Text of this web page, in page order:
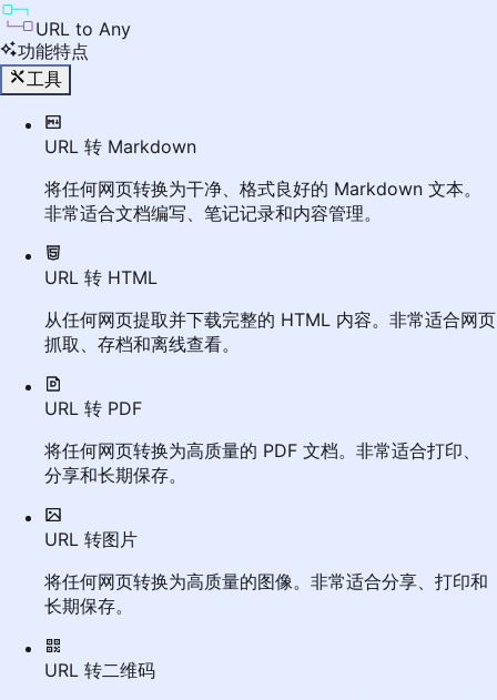
URL to Any
功能特点
工具
URL 转 Markdown
将任何网页转换为干净、格式良好的 Markdown 文本。
非常适合文档编写、笔记记录和内容管理。
URL 转 HTML
从任何网页提取并下载完整的 HTML 内容。非常适合网页
抓取、存档和离线查看。
URL 转 PDF
将任何网页转换为高质量的 PDF 文档。非常适合打印、
分享和长期保存。
URL 转图片
将任何网页转换为高质量的图像。非常适合分享、打印和
长期保存。
URL 转二维码